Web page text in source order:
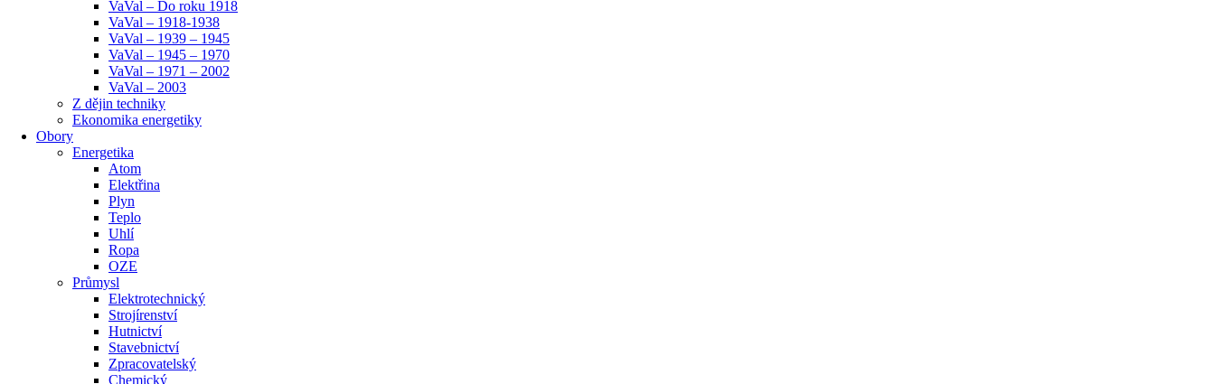
VaVal – Do roku 1918
VaVal – 1918-1938
VaVal – 1939 – 1945
VaVal – 1945 – 1970
VaVal – 1971 – 2002
VaVal – 2003
Z dějin techniky
Ekonomika energetiky
Obory
Energetika
Atom
Elektřina
Plyn
Teplo
Uhlí
Ropa
OZE
Průmysl
Elektrotechnický
Strojírenství
Hutnictví
Stavebnictví
Zpracovatelský
Chemický